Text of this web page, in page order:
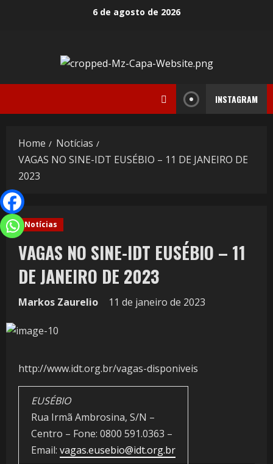
6 de agosto de 2026
INSTAGRAM
Home
Notícias
VAGAS NO SINE-IDT EUSÉBIO – 11 DE JANEIRO DE
2023
Notícias
VAGAS NO SINE-IDT EUSÉBIO – 11
DE JANEIRO DE 2023
Markos Zaurelio 11 de janeiro de 2023
http://www.idt.org.br/vagas-disponiveis
EUSÉBIO
Rua Irmã Ambrosina, S/N –
Centro – Fone: 0800 591.0363 –
Email: vagas.eusebio@idt.org.br